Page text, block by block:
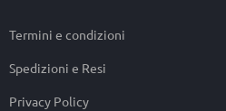
Termini e condizioni
Spedizioni e Resi
Privacy Policy